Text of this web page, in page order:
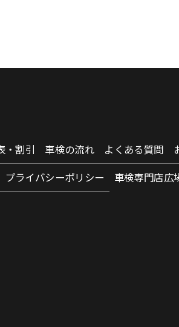
・割引 車検の流れ よくある質問
プライバシーポリシー 車検専門店広